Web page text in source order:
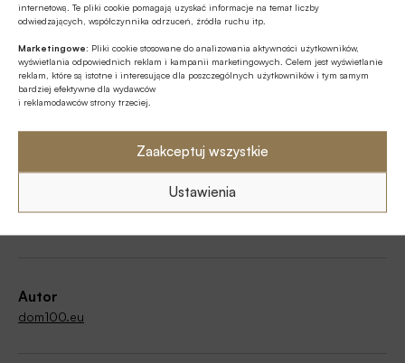
internetową. Te pliki cookie pomagają uzyskać informacje na temat liczby
odwiedzających, współczynnika odrzuceń, źródła ruchu itp.
Marketingowe: Pliki cookie stosowane do analizowania aktywności użytkowników,
wyświetlania odpowiednich reklam i kampanii marketingowych. Celem jest wyświetlanie
reklam, które są istotne i interesujące dla poszczególnych użytkowników i tym samym
bardziej efektywne dla wydawców
i reklamodawców strony trzeciej.
Zaakceptuj wszystkie
Ustawienia
Tagi
Budowa kapitału
Inwestowanie w mieszkania
Rynek nieruchomości
Autor
dom100.eu